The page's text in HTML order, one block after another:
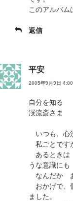
このアルバム
返信
平安
2005年9月9日
自分を知る
渓流斎さま
いつも、心
私ごとです
あるときは
うな意識に
なんだか お
おかげで、
ました。